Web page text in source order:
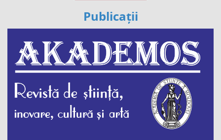
Publicații